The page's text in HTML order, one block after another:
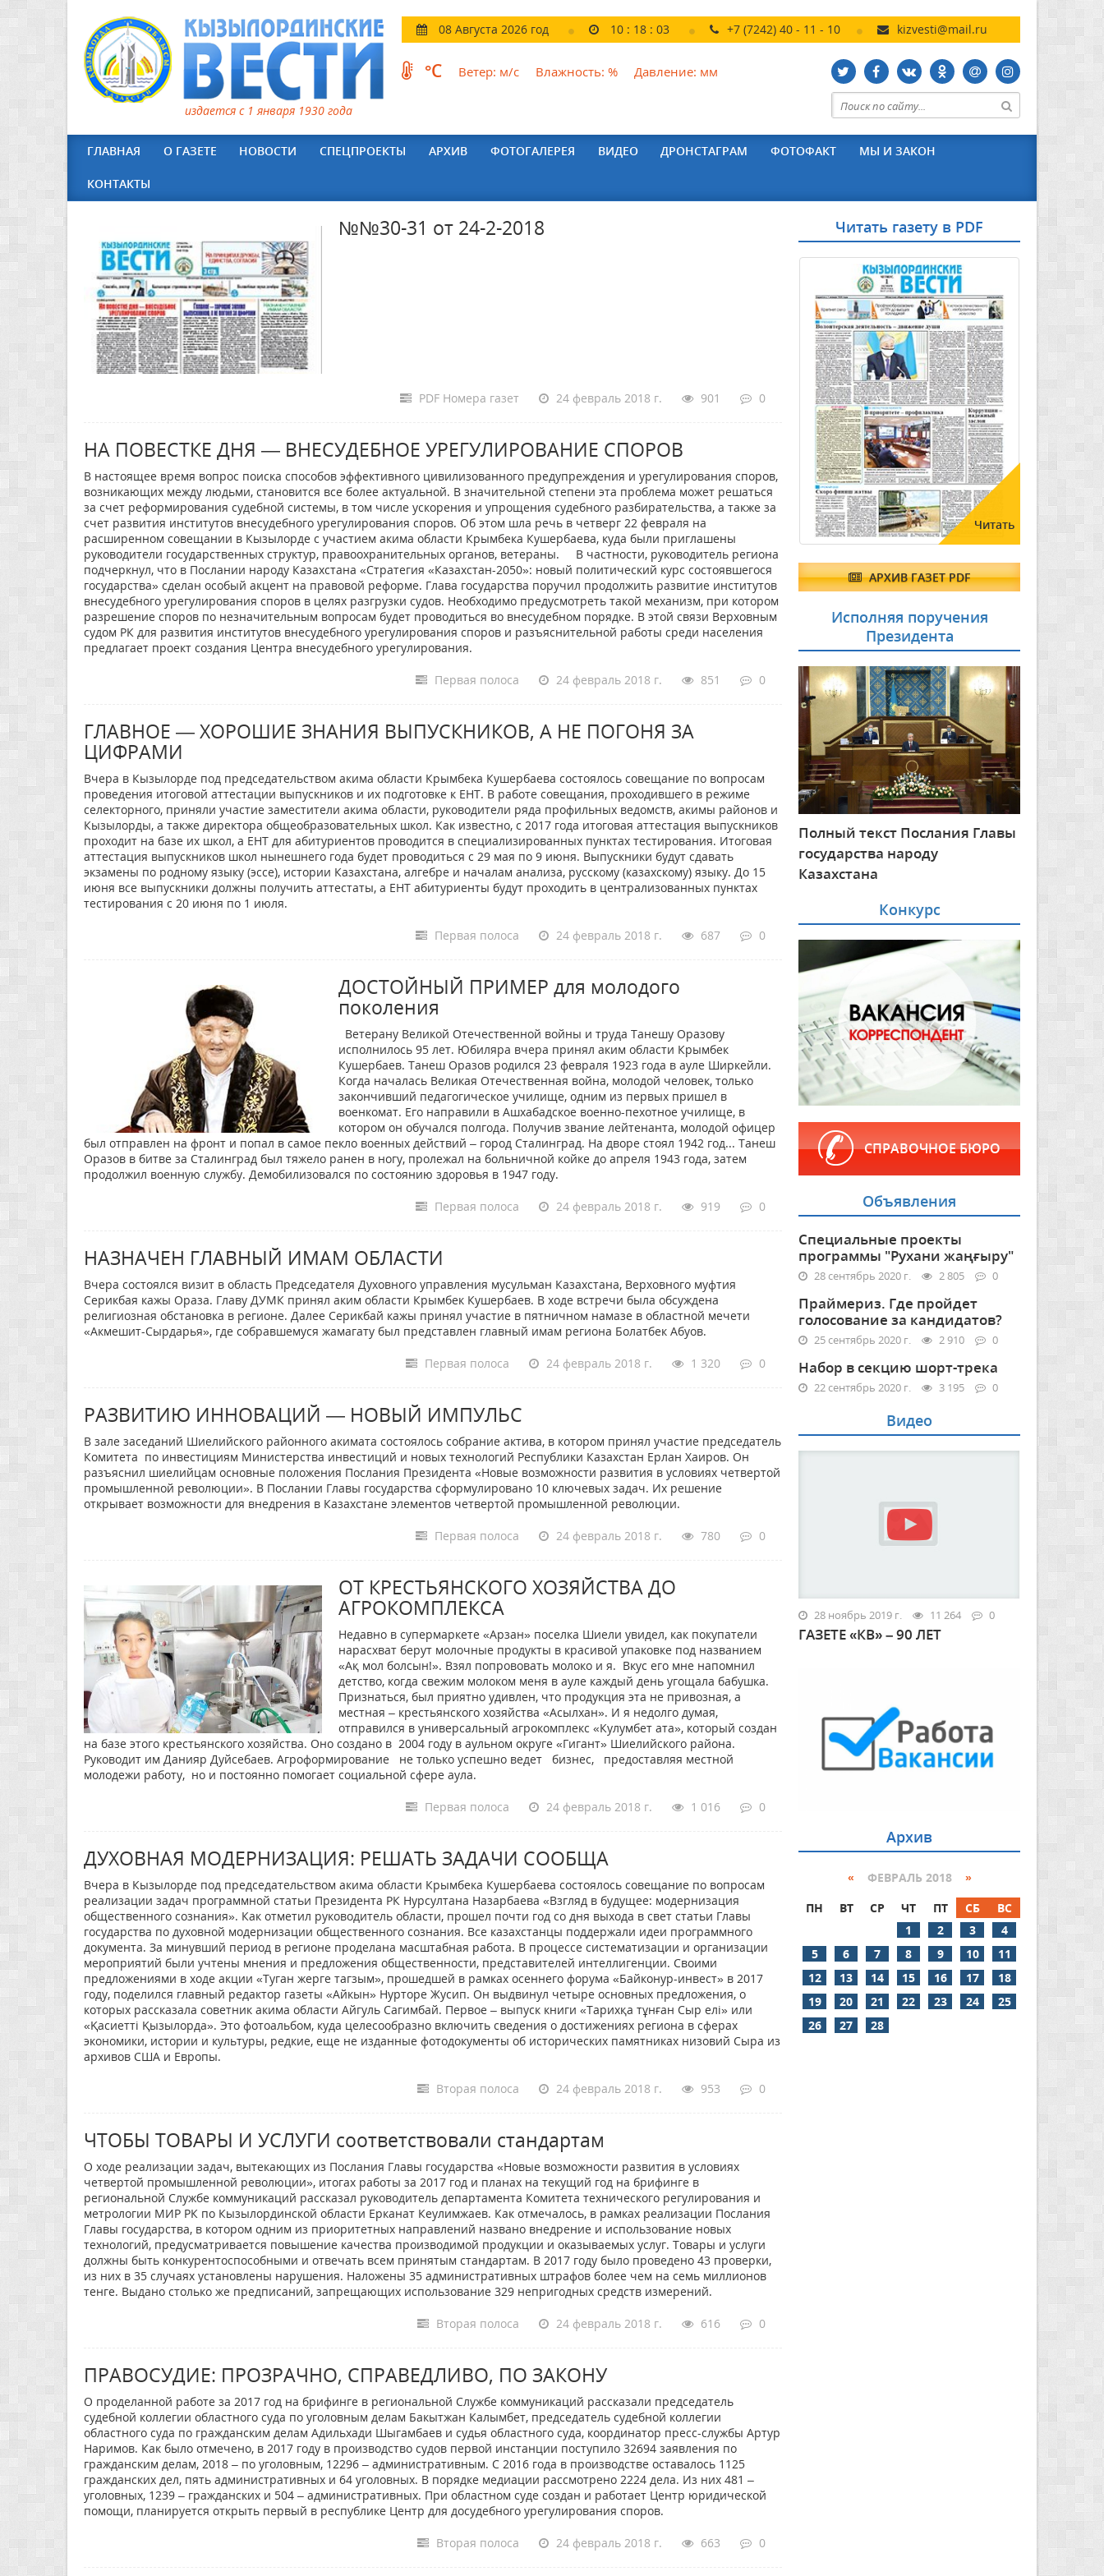
издается с 1 января 1930 года
08 Августа 2026 год 10 : 18 : 04 +7 (7242) 40 - 11 - 10 kizvesti@mail.ru
°C Ветер: м/с Влажность: % Давление: мм
ГЛАВНАЯ О ГАЗЕТЕ НОВОСТИ СПЕЦПРОЕКТЫ АРХИВ ФОТОГАЛЕРЕЯ ВИДЕО ДРОНСТАГРАМ ФОТОФАКТ МЫ И ЗАКОН
КОНТАКТЫ
№№30-31 от 24-2-2018
PDF Номера газет 24 февраль 2018 г. 901 0
НА ПОВЕСТКЕ ДНЯ — ВНЕСУДЕБНОЕ УРЕГУЛИРОВАНИЕ СПОРОВ
В настоящее время вопрос поиска способов эффективного цивилизованного предупреждения и урегулирования споров,
возникающих между людьми, становится все более актуальной. В значительной степени эта проблема может решаться
за счет реформирования судебной системы, в том числе ускорения и упрощения судебного разбирательства, а также за
счет развития институтов внесудебного урегулирования споров. Об этом шла речь в четверг 22 февраля на
расширенном совещании в Кызылорде с участием акима области Крымбека Кушербаева, куда были приглашены
руководители государственных структур, правоохранительных органов, ветераны. В частности, руководитель региона
подчеркнул, что в Послании народу Казахстана «Стратегия «Казахстан-2050»: новый политический курс состоявшегося
государства» сделан особый акцент на правовой реформе. Глава государства поручил продолжить развитие институтов
внесудебного урегулирования споров в целях разгрузки судов. Необходимо предусмотреть такой механизм, при котором
разрешение споров по незначительным вопросам будет проводиться во внесудебном порядке. В этой связи Верховным
судом РК для развития институтов внесудебного урегулирования споров и разъяснительной работы среди населения
предлагает проект создания Центра внесудебного урегулирования.
Первая полоса 24 февраль 2018 г. 851 0
ГЛАВНОЕ — ХОРОШИЕ ЗНАНИЯ ВЫПУСКНИКОВ, А НЕ ПОГОНЯ ЗА
ЦИФРАМИ
Вчера в Кызылорде под председательством акима области Крымбека Кушербаева состоялось совещание по вопросам
проведения итоговой аттестации выпускников и их подготовке к ЕНТ. В работе совещания, проходившего в режиме
селекторного, приняли участие заместители акима области, руководители ряда профильных ведомств, акимы районов и
Кызылорды, а также директора общеобразовательных школ. Как известно, с 2017 года итоговая аттестация выпускников
проходит на базе их школ, а ЕНТ для абитуриентов проводится в специализированных пунктах тестирования. Итоговая
аттестация выпускников школ нынешнего года будет проводиться с 29 мая по 9 июня. Выпускники будут сдавать
экзамены по родному языку (эссе), истории Казахстана, алгебре и началам анализа, русскому (казахскому) языку. До 15
июня все выпускники должны получить аттестаты, а ЕНТ абитуриенты будут проходить в централизованных пунктах
тестирования с 20 июня по 1 июля.
Первая полоса 24 февраль 2018 г. 687 0
ДОСТОЙНЫЙ ПРИМЕР для молодого
поколения
Ветерану Великой Отечественной войны и труда Танешу Оразову
исполнилось 95 лет. Юбиляра вчера принял аким области Крымбек
Кушербаев. Танеш Оразов родился 23 февраля 1923 года в ауле Ширкейли.
Когда началась Великая Отечественная война, молодой человек, только
закончивший педагогическое училище, одним из первых пришел в
военкомат. Его направили в Ашхабадское военно-пехотное училище, в
котором он обучался полгода. Получив звание лейтенанта, молодой офицер
был отправлен на фронт и попал в самое пекло военных действий – город Сталинград. На дворе стоял 1942 год... Танеш
Оразов в битве за Сталинград был тяжело ранен в ногу, пролежал на больничной койке до апреля 1943 года, затем
продолжил военную службу. Демобилизовался по состоянию здоровья в 1947 году.
Первая полоса 24 февраль 2018 г. 919 0
НАЗНАЧЕН ГЛАВНЫЙ ИМАМ ОБЛАСТИ
Вчера состоялся визит в область Председателя Духовного управления мусульман Казахстана, Верховного муфтия
Серикбая кажы Ораза. Главу ДУМК принял аким области Крымбек Кушербаев. В ходе встречи была обсуждена
религиозная обстановка в регионе. Далее Серикбай кажы принял участие в пятничном намазе в областной мечети
«Акмешит-Сырдарья», где собравшемуся жамагату был представлен главный имам региона Болатбек Абуов.
Первая полоса 24 февраль 2018 г. 1 320 0
РАЗВИТИЮ ИННОВАЦИЙ — НОВЫЙ ИМПУЛЬС
В зале заседаний Шиелийского районного акимата состоялось собрание актива, в котором принял участие председатель
Комитета по инвестициям Министерства инвестиций и новых технологий Республики Казахстан Ерлан Хаиров. Он
разъяснил шиелийцам основные положения Послания Президента «Новые возможности развития в условиях четвертой
промышленной революции». В Послании Главы государства сформулировано 10 ключевых задач. Их решение
открывает возможности для внедрения в Казахстане элементов четвертой промышленной революции.
Первая полоса 24 февраль 2018 г. 780 0
ОТ КРЕСТЬЯНСКОГО ХОЗЯЙСТВА ДО
АГРОКОМПЛЕКСА
Недавно в супермаркете «Арзан» поселка Шиели увидел, как покупатели
нарасхват берут молочные продукты в красивой упаковке под названием
«Ақ мол болсын!». Взял попрововать молоко и я. Вкус его мне напомнил
детство, когда свежим молоком меня в ауле каждый день угощала бабушка.
Признаться, был приятно удивлен, что продукция эта не привозная, а
местная – крестьянского хозяйства «Асылхан». И я недолго думая,
отправился в универсальный агрокомплекс «Кулумбет ата», который создан
на базе этого крестьянского хозяйства. Оно создано в 2004 году в аульном округе «Гигант» Шиелийского района.
Руководит им Данияр Дуйсебаев. Агроформирование не только успешно ведет бизнес, предоставляя местной
молодежи работу, но и постоянно помогает социальной сфере аула.
Первая полоса 24 февраль 2018 г. 1 016 0
ДУХОВНАЯ МОДЕРНИЗАЦИЯ: РЕШАТЬ ЗАДАЧИ СООБЩА
Вчера в Кызылорде под председательством акима области Крымбека Кушербаева состоялось совещание по вопросам
реализации задач программной статьи Президента РК Нурсултана Назарбаева «Взгляд в будущее: модернизация
общественного сознания». Как отметил руководитель области, прошел почти год со дня выхода в свет статьи Главы
государства по духовной модернизации общественного сознания. Все казахстанцы поддержали идеи программного
документа. За минувший период в регионе проделана масштабная работа. В процессе систематизации и организации
мероприятий были учтены мнения и предложения общественности, представителей интеллигенции. Своими
предложениями в ходе акции «Туган жерге тагзым», прошедшей в рамках осеннего форума «Байконур-инвест» в 2017
году, поделился главный редактор газеты «Айкын» Нурторе Жусип. Он выдвинул четыре основных предложения, о
которых рассказала советник акима области Айгуль Сагимбай. Первое – выпуск книги «Тарихқа тұнған Сыр елі» или
«Қасиетті Қызылорда». Это фотоальбом, куда целесообразно включить сведения о достижениях региона в сферах
экономики, истории и культуры, редкие, еще не изданные фотодокументы об исторических памятниках низовий Сыра из
архивов США и Европы.
Вторая полоса 24 февраль 2018 г. 953 0
ЧТОБЫ ТОВАРЫ И УСЛУГИ соответствовали стандартам
О ходе реализации задач, вытекающих из Послания Главы государства «Новые возможности развития в условиях
четвертой промышленной революции», итогах работы за 2017 год и планах на текущий год на брифинге в
региональной Службе коммуникаций рассказал руководитель департамента Комитета технического регулирования и
метрологии МИР РК по Кызылординской области Ерканат Кеулимжаев. Как отмечалось, в рамках реализации Послания
Главы государства, в котором одним из приоритетных направлений названо внедрение и использование новых
технологий, предусматривается повышение качества производимой продукции и оказываемых услуг. Товары и услуги
должны быть конкурентоспособными и отвечать всем принятым стандартам. В 2017 году было проведено 43 проверки,
из них в 35 случаях установлены нарушения. Наложены 35 административных штрафов более чем на семь миллионов
тенге. Выдано столько же предписаний, запрещающих использование 329 непригодных средств измерений.
Вторая полоса 24 февраль 2018 г. 616 0
ПРАВОСУДИЕ: ПРОЗРАЧНО, СПРАВЕДЛИВО, ПО ЗАКОНУ
О проделанной работе за 2017 год на брифинге в региональной Службе коммуникаций рассказали председатель
судебной коллегии областного суда по уголовным делам Бакытжан Калымбет, председатель судебной коллегии
областного суда по гражданским делам Адильхади Шыгамбаев и судья областного суда, координатор пресс-службы Артур
Наримов. Как было отмечено, в 2017 году в производство судов первой инстанции поступило 32694 заявления по
гражданским делам, 2018 – по уголовным, 12296 – административным. С 2016 года в производстве оставалось 1125
гражданских дел, пять административных и 64 уголовных. В порядке медиации рассмотрено 2224 дела. Из них 481 –
уголовных, 1239 – гражданских и 504 – административных. При областном суде создан и работает Центр юридической
помощи, планируется открыть первый в республике Центр для досудебного урегулирования споров.
Вторая полоса 24 февраль 2018 г. 663 0
Читать газету в PDF
Читать
АРХИВ ГАЗЕТ PDF
Исполняя поручения
Президента
Полный текст Послания Главы
государства народу
Казахстана
Конкурс
СПРАВОЧНОЕ БЮРО
Объявления
Специальные проекты
программы "Рухани жаңғыру"
28 сентябрь 2020 г. 2 805 0
Праймериз. Где пройдет
голосование за кандидатов?
25 сентябрь 2020 г. 2 910 0
Набор в секцию шорт-трека
22 сентябрь 2020 г. 3 195 0
Видео
28 ноябрь 2019 г. 11 264 0
ГАЗЕТЕ «КВ» – 90 ЛЕТ
Архив
« ФЕВРАЛЬ 2018 »
ПН
ВТ СР ЧТ ПТ СБ
ВС
1
2 3
4
5
6 7 8 9 10
11
12
13 14 15 16 17
18
19
20 21 22 23 24
25
26
27 28